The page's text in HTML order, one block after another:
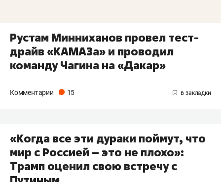
Рустам Минниханов провел тест-
драйв «КАМАЗа» и проводил
команду Чагина на «Дакар»
Комментарии 15
«Когда все эти дураки поймут, что
мир с Россией – это не плохо»:
Трамп оценил свою встречу с